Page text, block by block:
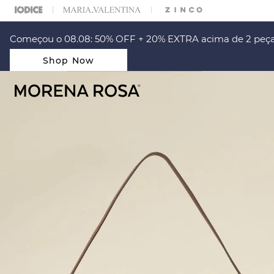
ESCOLHER SEU LOOK?FALE COM NOSSA PERSONAL SHOPPER.
Começou o 08.08: 50% OFF + 20% EXTRA acima de 2
Shop Now